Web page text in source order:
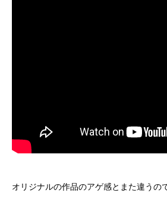
オリジナルの作品のアゲ感とまた違うの